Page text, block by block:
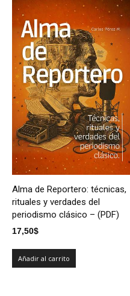
Alma de Reportero: técnicas,
rituales y verdades del
periodismo clásico – (PDF)
17,50$
Añadir al carrito